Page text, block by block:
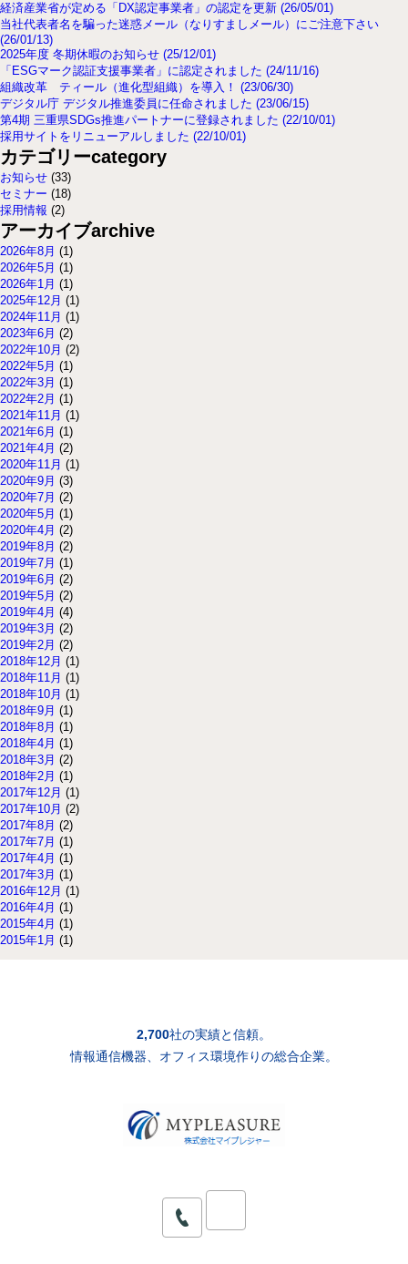
経済産業省が定める「DX認定事業者」の認定を更新 (26/05/01)
当社代表者名を騙った迷惑メール（なりすましメール）にご注意下さい
(26/01/13)
2025年度 冬期休暇のお知らせ (25/12/01)
「ESGマーク認証支援事業者」に認定されました (24/11/16)
組織改革 ティール（進化型組織）を導入！ (23/06/30)
デジタル庁 デジタル推進委員に任命されました (23/06/15)
第4期 三重県SDGs推進パートナーに登録されました (22/10/01)
採用サイトをリニューアルしました (22/10/01)
カテゴリーcategory
お知らせ (33)
セミナー (18)
採用情報 (2)
アーカイブarchive
2026年8月 (1)
2026年5月 (1)
2026年1月 (1)
2025年12月 (1)
2024年11月 (1)
2023年6月 (2)
2022年10月 (2)
2022年5月 (1)
2022年3月 (1)
2022年2月 (1)
2021年11月 (1)
2021年6月 (1)
2021年4月 (2)
2020年11月 (1)
2020年9月 (3)
2020年7月 (2)
2020年5月 (1)
2020年4月 (2)
2019年8月 (2)
2019年7月 (1)
2019年6月 (2)
2019年5月 (2)
2019年4月 (4)
2019年3月 (2)
2019年2月 (2)
2018年12月 (1)
2018年11月 (1)
2018年10月 (1)
2018年9月 (1)
2018年8月 (1)
2018年4月 (1)
2018年3月 (2)
2018年2月 (1)
2017年12月 (1)
2017年10月 (2)
2017年8月 (2)
2017年7月 (1)
2017年4月 (1)
2017年3月 (1)
2016年12月 (1)
2016年4月 (1)
2015年4月 (1)
2015年1月 (1)
2,700社の実績と信頼。
情報通信機器、オフィス環境作りの総合企業。